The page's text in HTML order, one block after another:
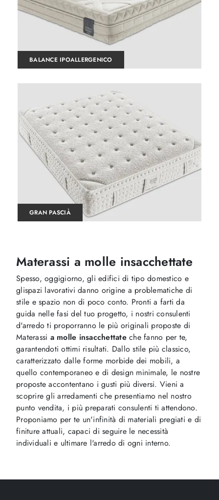
BALANCE IPOALLERGENICO
GRAN PASCIÀ
Materassi a molle insacchettate
Spesso, oggigiorno, gli edifici di tipo domestico e
glispazi lavorativi danno origine a problematiche di
stile e spazio non di poco conto. Pronti a farti da
guida nelle fasi del tuo progetto, i nostri consulenti
d'arredo ti proporranno le più originali proposte di
Materassi a molle insacchettateche fanno per te,
garantendoti ottimi risultati. Dallo stile più classico,
caratterizzato dalle forme morbide dei mobili, a
quello contemporaneo e di design minimale, le nostre
proposte accontentano i gusti più diversi. Vieni a
scoprire gli arredamenti che presentiamo nel nostro
punto vendita, i più preparati consulenti ti attendono.
Proponiamo per te un'infinità di materiali pregiati e di
finiture attuali, capaci di seguire le necessità
individuali e ultimare l'arredo di ogni interno.